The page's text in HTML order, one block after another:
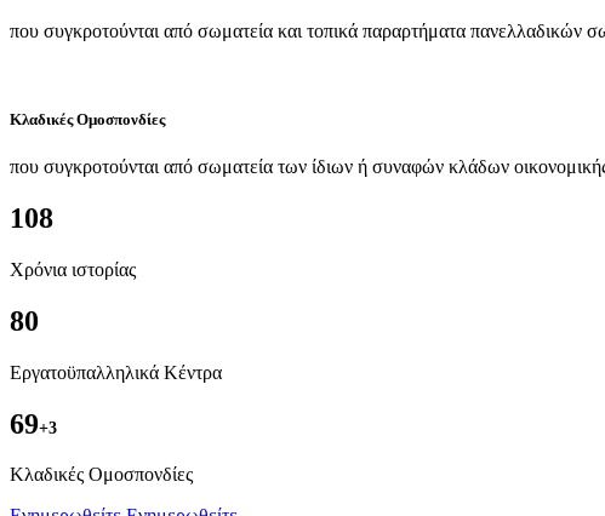
που συγκροτούνται από σωματεία και τοπικά παραρτήματα πανελλαδικών
Κλαδικές Ομοσπονδίες
που συγκροτούνται από σωματεία των ίδιων ή συναφών κλάδων
108
Χρόνια ιστορίας
80
Εργατοϋπαλληλικά Κέντρα
69+3
Kλαδικές Ομοσπονδίες